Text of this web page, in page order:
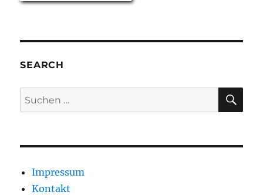
SEARCH
Suche
nach:
Impressum
Kontakt